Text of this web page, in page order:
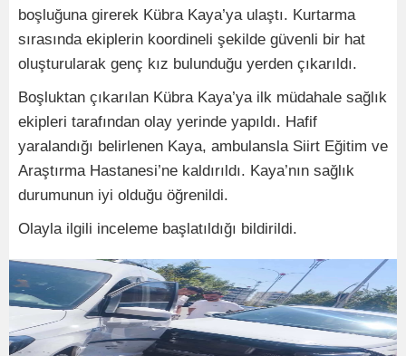
boşluğuna girerek Kübra Kaya’ya ulaştı. Kurtarma
sırasında ekiplerin koordineli şekilde güvenli bir hat
oluşturularak genç kız bulunduğu yerden çıkarıldı.
Boşluktan çıkarılan Kübra Kaya’ya ilk müdahale sağlık
ekipleri tarafından olay yerinde yapıldı. Hafif
yaralandığı belirlenen Kaya, ambulansla Siirt Eğitim ve
Araştırma Hastanesi’ne kaldırıldı. Kaya’nın sağlık
durumunun iyi olduğu öğrenildi.
Olayla ilgili inceleme başlatıldığı bildirildi.